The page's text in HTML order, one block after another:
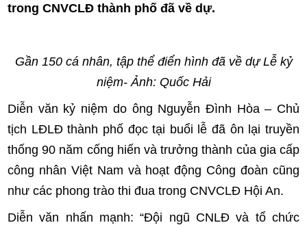
trong CNVCLĐ thành phố đã về dự.
Gần 150 cá nhân, tập thể điển hình đã về dự Lễ kỷ
niệm- Ảnh: Quốc Hải
Diễn văn kỷ niệm do ông Nguyễn Đình Hòa – Chủ
tịch LĐLĐ thành phố đọc tại buổi lễ đã ôn lại truyền
thống 90 năm cống hiến và trưởng thành của gia cấp
công nhân Việt Nam và hoạt động Công đoàn cũng
như các phong trào thi đua trong CNVCLĐ Hội An.
Diễn văn nhấn mạnh: “Đội ngũ CNLĐ và tổ chức